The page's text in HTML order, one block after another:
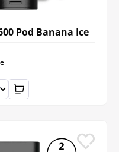
Pod Banana Ice